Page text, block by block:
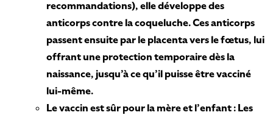
recommandations), elle développe des
anticorps contre la coqueluche. Ces anticorps
passent ensuite par le placenta vers le fœtus, lui
offrant une protection temporaire dès la
naissance, jusqu’à ce qu’il puisse être vacciné
lui-même.
Le vaccin est sûr pour la mère et l’enfant : Les